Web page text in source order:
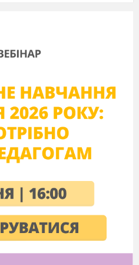
свою точку зору,
в межах групи,
власні інформаційні
Проект
як додатковий
у свої сили, у себе,
розвиватиме пізнавальну
молодших школярів.
стали народними
Україна, квіти, верба,
обереги, лікувальні